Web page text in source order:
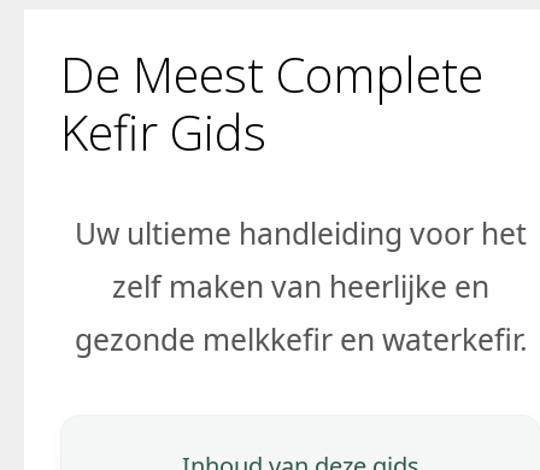
De Meest Complete
Kefir Gids
Uw ultieme handleiding voor het
zelf maken van heerlijke en
gezonde melkkefir en waterkefir.